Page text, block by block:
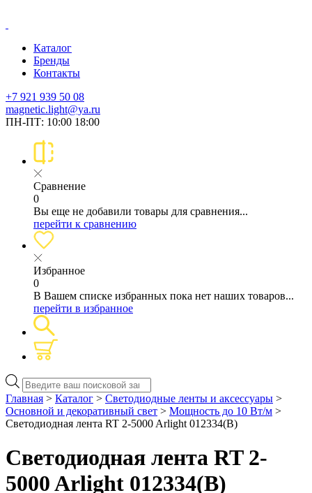
Каталог
Бренды
Контакты
+7 921 939 50 08
magnetic.light@ya.ru
ПН-ПТ: 10:00 18:00
Сравнение
0
Вы еще не добавили товары для сравнения...
перейти к сравнению
Избранное
0
В Вашем списке избранных пока нет наших товаров...
перейти в избранное
Поиск
товаров
Главная > Каталог > Светодиодные ленты и аксессуары >
Основной и декоративный свет > Мощность до 10 Вт/м >
Светодиодная лента RT 2-5000 Arlight 012334(B)
Светодиодная лента RT 2-
5000 Arlight 012334(B)